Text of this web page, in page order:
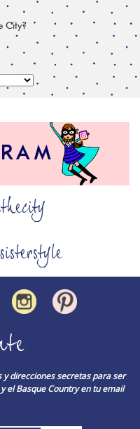
City?
y direcciones secretas para ser
el Basque Country en tu email